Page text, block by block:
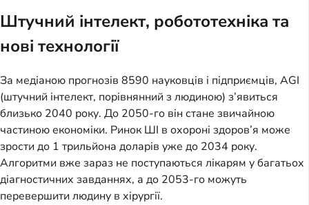
Штучний інтелект, робототехніка та
нові технології
За медіаною прогнозів 8590 науковців і підприємців, AGI
(штучний інтелект, порівнянний з людиною) з’явиться
близько 2040 року. До 2050-го він стане звичайною
частиною економіки. Ринок ШІ в охороні здоров’я може
зрости до 1 трильйона доларів уже до 2034 року.
Алгоритми вже зараз не поступаються лікарям у багатьох
діагностичних завданнях, а до 2053-го можуть
перевершити людину в хірургії.